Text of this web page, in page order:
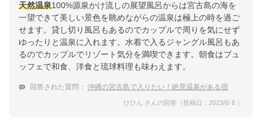
天然温泉100%源泉かけ流しの展望風呂からは宮古島の海を
一望できて美しい景色を眺めながらの温泉は極上の時を過ご
せます。貸し切り風呂もあるのでカップルで周りを気にせず
ゆったりと温泉に入れます。水着で入るジャングル風呂もあ
るのでカップルでリゾート気分を満喫できます。朝食はブュ
ッフェで和食、洋食と琉球料理も味わえます。
回答された質問： 沖縄の宮古島で入りたい！絶景温泉がある宿
ひひん さんの回答（投稿日：2023/6/ 8 ）